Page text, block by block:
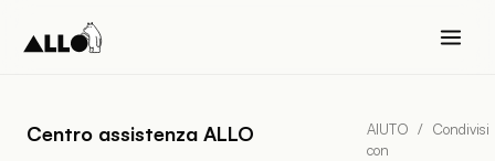
Centro assistenza ALLO AIUTO / Condivisi
con